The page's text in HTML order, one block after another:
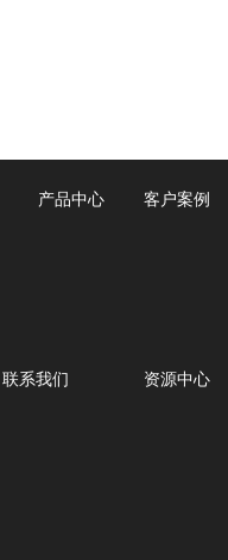
产品中心 客户案例
联系我们 资源中心